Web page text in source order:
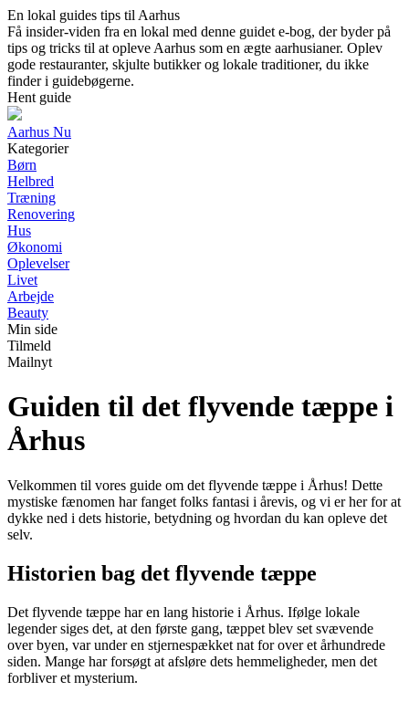
En lokal guides tips til Aarhus
Få insider-viden fra en lokal med denne guidet e-bog, der byder på
tips og tricks til at opleve Aarhus som en ægte aarhusianer. Oplev
gode restauranter, skjulte butikker og lokale traditioner, du ikke
finder i guidebøgerne.
Hent guide
Aarhus Nu
Kategorier
Børn
Helbred
Træning
Renovering
Hus
Økonomi
Oplevelser
Livet
Arbejde
Beauty
Min side
Tilmeld
Mailnyt
Guiden til det flyvende tæppe i
Århus
Velkommen til vores guide om det flyvende tæppe i Århus! Dette
mystiske fænomen har fanget folks fantasi i årevis, og vi er her for at
dykke ned i dets historie, betydning og hvordan du kan opleve det
selv.
Historien bag det flyvende tæppe
Det flyvende tæppe har en lang historie i Århus. Ifølge lokale
legender siges det, at den første gang, tæppet blev set svævende
over byen, var under en stjernespækket nat for over et århundrede
siden. Mange har forsøgt at afsløre dets hemmeligheder, men det
forbliver et mysterium.